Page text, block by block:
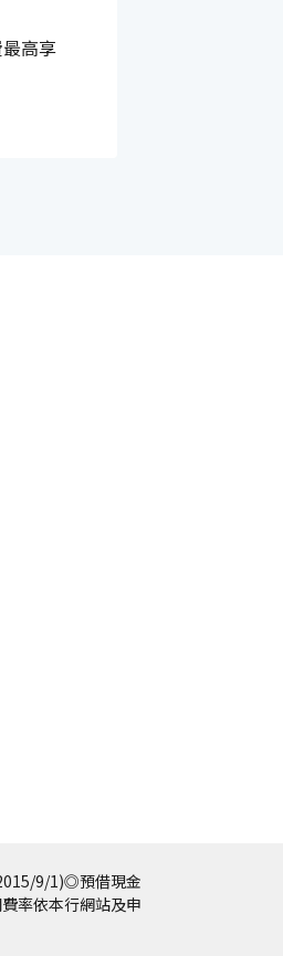
高享
9/1)◎預借現金
率依本行網站及申